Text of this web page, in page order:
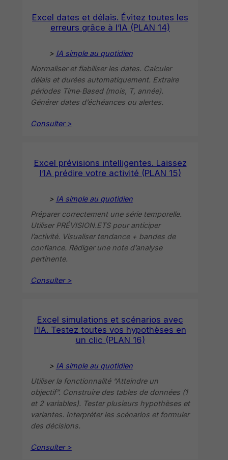
Excel dates et délais. Évitez toutes les
erreurs grâce à l’IA (PLAN 14)
> IA simple au quotidien
Normaliser et fiabiliser les dates. Calculer
délais et durées automatiquement. Extraire
périodes Time‑Based (mois, T, année).
Générer dates d’échéances ou alertes.
Consulter >
Excel prévisions intelligentes. Laissez
l’IA prédire votre activité (PLAN 15)
> IA simple au quotidien
Préparer correctement une série temporelle.
Utiliser PRÉVISION.ETS pour anticiper
l’activité. Visualiser tendance + bandes de
confiance. Rédiger une note d’analyse
pertinente.
Consulter >
Excel simulations et scénarios avec
l’IA. Testez toutes vos hypothèses en
un clic (PLAN 16)
> IA simple au quotidien
Utiliser la fonctionnalité “Atteindre un
objectif”. Construire des tables de données (1
et 2 variables). Tester plusieurs hypothèses et
variantes. Interpréter les scénarios et formuler
des décisions.
Consulter >